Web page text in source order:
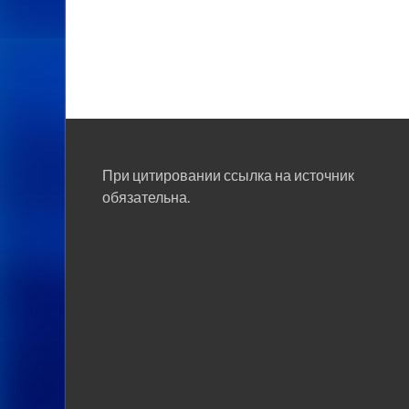
При цитировании ссылка на источник
обязательна.